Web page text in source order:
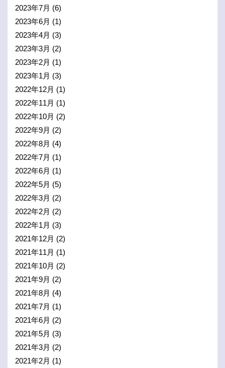
2023年7月 (6)
2023年6月 (1)
2023年4月 (3)
2023年3月 (2)
2023年2月 (1)
2023年1月 (3)
2022年12月 (1)
2022年11月 (1)
2022年10月 (2)
2022年9月 (2)
2022年8月 (4)
2022年7月 (1)
2022年6月 (1)
2022年5月 (5)
2022年3月 (2)
2022年2月 (2)
2022年1月 (3)
2021年12月 (2)
2021年11月 (1)
2021年10月 (2)
2021年9月 (2)
2021年8月 (4)
2021年7月 (1)
2021年6月 (2)
2021年5月 (3)
2021年3月 (2)
2021年2月 (1)